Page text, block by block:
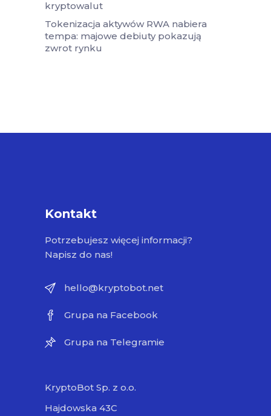
kryptowalut
Tokenizacja aktywów RWA nabiera
tempa: majowe debiuty pokazują
zwrot rynku
Kontakt
Potrzebujesz więcej informacji?
Napisz do nas!
hello@kryptobot.net
Grupa na Facebook
Grupa na Telegramie
KryptoBot Sp. z o.o.
Hajdowska 43C